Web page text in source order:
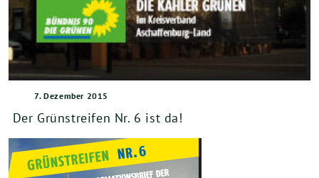
7. Dezember 2015
Der Grünstreifen Nr. 6 ist da!